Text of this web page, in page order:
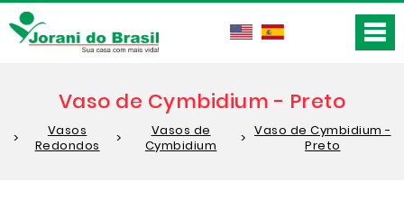
Vaso de Cymbidium - Preto
>
Vasos
Redondos
>
Vasos de
Cymbidium
> Vaso de Cymbidium -
Preto